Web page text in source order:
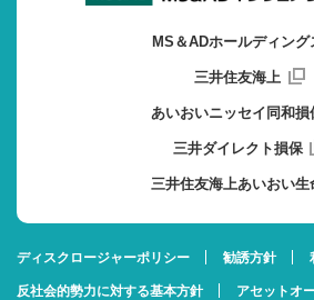
MS＆ADホールディング
三井住友海上
あいおいニッセイ同和損
三井ダイレクト損保
三井住友海上あいおい生
ディスクロージャーポリシー 勧誘方針
反社会的勢力に対する基本方針 アセットオ